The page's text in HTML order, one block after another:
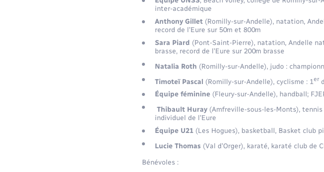
inter-académique
Anthony Gillet(Romilly-sur-Andelle), natation,
record de l’Eure sur 50m et 800m
Sara Piard (Pont-Saint-Pierre), natation, Andelle
brasse, record de l’Eure sur 200m brasse
Natalia Roth (Romilly-sur-Andelle), judo :
Timoteï Pascal (Romilly-sur-Andelle), cyclisme : 1er
Équipe féminine(Fleury-sur-Andelle), handball;
Thibault Huray(Amfreville-sous-les-Monts), tennis
individuel de l’Eure
Équipe U21(Les Hogues), basketball, Basket club
Lucie Thomas(Val d’Orger), karaté, karaté club de
Bénévoles :